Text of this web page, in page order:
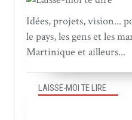
Idées, projets, vision...
le pays, les gens et les
Martinique et ailleurs...
LAISSE-MOI TE LIRE